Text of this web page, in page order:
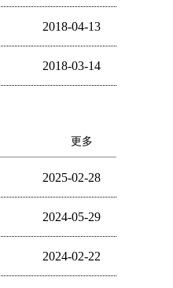
2018-04-13
2018-03-14
更多
2025-02-28
2024-05-29
2024-02-22